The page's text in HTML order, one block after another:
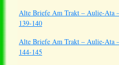
Alte Briefe Am Trakt – Aulie-Ata
139-140
Alte Briefe Am Trakt – Aulie-Ata
144-145